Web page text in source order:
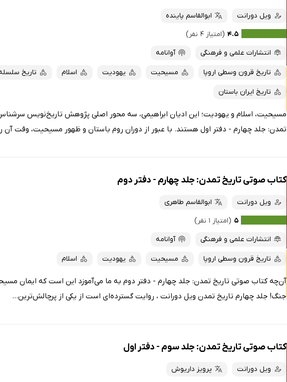
ویل دورانت
ابوالقاسم پاینده
۴.۵ (امتیاز ۴ نفر)
انتشارات علمی و فرهنگی
آوانامه
تاریخ قرون وسطی اروپا مسیحیت یهودیت اسلام تاریخ
تاریخ ایران باستان
مسیحیت، اسلام و یهودیت؛ این ادیان ابراهیمی، سه محور اصلی پژوهش تاریخ‌نویس
تمدن: جلد چهارم - دفتر اول هستند. با عبور از دوران روم باستان و ظهور مسیحیت، وقت آن
کتاب صوتی تاریخ تمدن: جلد چهارم - دفتر دوم
ویل دورانت
ابوالقاسم طاهری
۵ (امتیاز ۱ نفر)
انتشارات علمی و فرهنگی
آوانامه
تاریخ قرون وسطی اروپا مسیحیت یهودیت اسلام
آن‌چه کتاب صوتی تاریخ تمدن: جلد چهارم - دفتر دوم به ما می‌آموزد این است که ایمان
جنگ! جلد چهارم تاریخ تمدن ویل دورانت ، روایت گسترده‌ای است از یکی از پرچالش‌ترین...
کتاب صوتی تاریخ تمدن: جلد سوم - دفتر اول
ویل دورانت
پرویز داریوش